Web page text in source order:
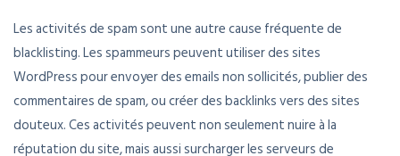
Les activités de spam sont une autre cause fréquente de
blacklisting. Les spammeurs peuvent utiliser des sites
WordPress pour envoyer des emails non sollicités, publier des
commentaires de spam, ou créer des backlinks vers des sites
douteux. Ces activités peuvent non seulement nuire à la
réputation du site, mais aussi surcharger les serveurs de